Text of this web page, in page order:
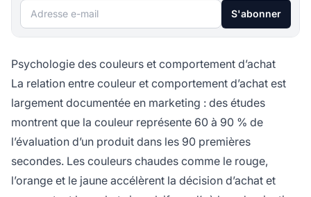
Adresse e-mail S'abonner
Psychologie des couleurs et comportement d’achat
La relation entre couleur et comportement d’achat est
largement documentée en marketing : des études
montrent que la couleur représente 60 à 90 % de
l’évaluation d’un produit dans les 90 premières
secondes. Les couleurs chaudes comme le rouge,
l’orange et le jaune accélèrent la décision d’achat et